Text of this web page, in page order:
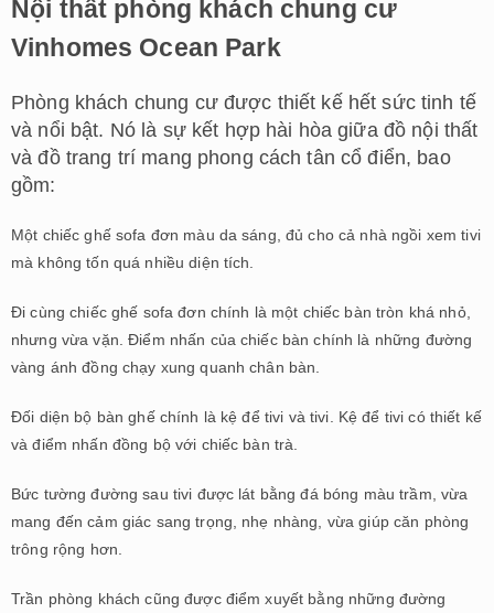
Nội thất phòng khách chung cư
Vinhomes Ocean Park
Phòng khách chung cư được thiết kế hết sức tinh tế
và nổi bật. Nó là sự kết hợp hài hòa giữa đồ nội thất
và đồ trang trí mang phong cách tân cổ điển, bao
gồm:
Một chiếc ghế sofa đơn màu da sáng, đủ cho cả nhà ngồi xem tivi
mà không tốn quá nhiều diện tích.
Đi cùng chiếc ghế sofa đơn chính là một chiếc bàn tròn khá nhỏ,
nhưng vừa vặn. Điểm nhấn của chiếc bàn chính là những đường
vàng ánh đồng chạy xung quanh chân bàn.
Đối diện bộ bàn ghế chính là kệ để tivi và tivi. Kệ để tivi có thiết kế
và điểm nhấn đồng bộ với chiếc bàn trà.
Bức tường đường sau tivi được lát bằng đá bóng màu trầm, vừa
mang đến cảm giác sang trọng, nhẹ nhàng, vừa giúp căn phòng
trông rộng hơn.
Trần phòng khách cũng được điểm xuyết bằng những đường